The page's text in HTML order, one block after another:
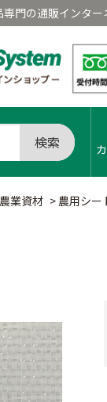
門の通販インタ
検索
農業資材 > 農用シー